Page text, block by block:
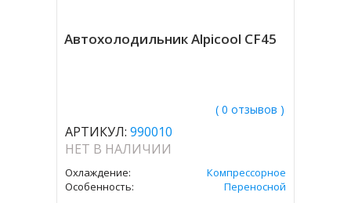
Автохолодильник Alpicool CF45
( 0 отзывов )
АРТИКУЛ: 990010
НЕТ В НАЛИЧИИ
Охлаждение:
Компрессорное
Особенность:
Переносной